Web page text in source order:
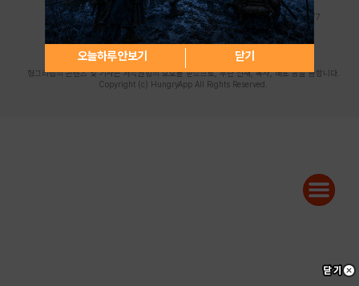
오늘하루 안보기 닫기
사업자등록번호:119-86-61101 (주)스마트나우 대표이사:송현두
주소: 서울시 금천구 가산디지털1로 171 연락처:063-284-8635 팩스:02-6265-0377
청소년보호책임자:김동욱desk@hungryapp.co.kr
등록번호:서울아02322 | 등록일자:2016년4월25일
발행인:(주)스마트나우 송현두 | 편집인:김동욱
헝그리앱의 콘텐츠 및 기사는 저작권법의 보호를 받으므로, 무단 전재, 복사, 배포 등을 금합니다.
Copyright (c) HungryApp All Rights Reserved.